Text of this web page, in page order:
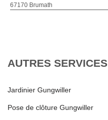
67170 Brumath
AUTRES SERVICES
Jardinier Gungwiller
Pose de clôture Gungwiller